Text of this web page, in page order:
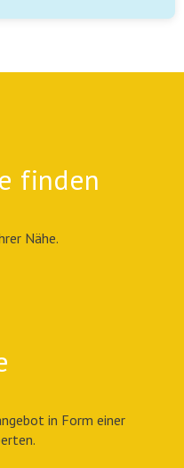
finden
Nähe.
in Form einer